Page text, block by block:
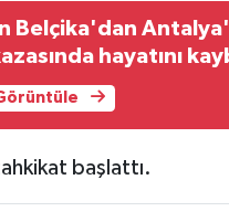
Belçika'dan
hayatını
başlattı.